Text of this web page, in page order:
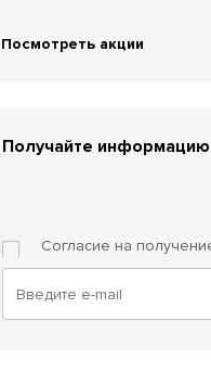
Посмотреть акции
Получайте информацию
Согласие на